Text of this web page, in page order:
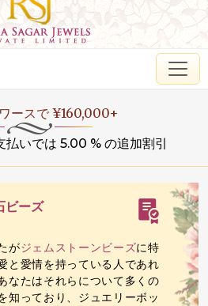
ースで ¥160,000+
払いでは 5.00 % の追加割引
ビーズ
がジェムストーンビーズに特
と愛情を持っている人であれ
なたはそれらについて多くの
知っており、ジュエリーボッ